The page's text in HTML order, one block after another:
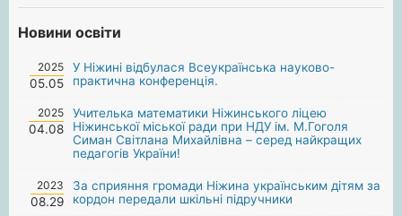
Новини освіти
2025
05.05
У Ніжині відбулася Всеукраїнська науково-
практична конференція.
2025
04.08
Учителька математики Ніжинського ліцею
Ніжинської міської ради при НДУ ім. М.Гоголя
Симан Світлана Михайлівна – серед найкращих
педагогів України!
2023
08.29
За сприяння громади Ніжина українським дітям за
кордон передали шкільні підручники